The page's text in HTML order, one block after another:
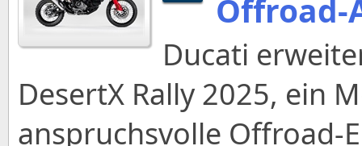
Offroad-
Ducati
DesertX Rally 2025, ein
anspruchsvolle Offroad-